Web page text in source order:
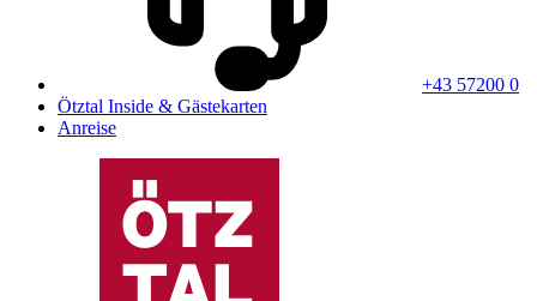
+43 57200 0
Ötztal Inside & Gästekarten
Anreise